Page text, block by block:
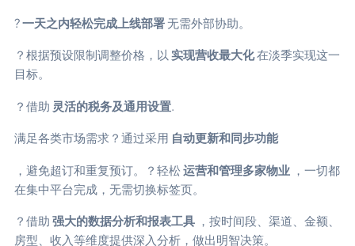
?一天之内轻松完成上线部署无需外部协助。
？根据预设限制调整价格，以 实现营收最大化在淡季实现这一
目标。
？借助 灵活的税务及通用设置
满足各类市场需求？通过采用 自动更新和同步功能
，避免超订和重复预订。？轻松 运营和管理多家物业 ，一切都
在集中平台完成，无需切换标签页。
？借助 强大的数据分析和报表工具 ，按时间段、渠道、金额、
房型、收入等维度提供深入分析，做出明智决策。